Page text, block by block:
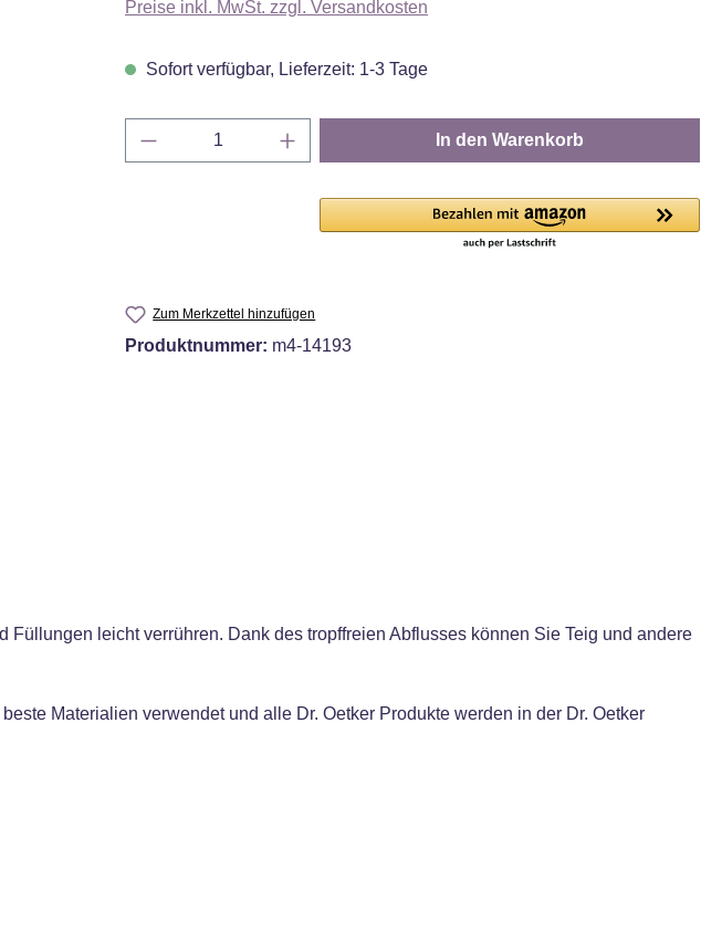
Preise inkl. MwSt. zzgl. Versandkosten
Sofort verfügbar, Lieferzeit: 1-3 Tage
Produkt Anzahl: Gib den gewünschten Wert ein
In den Warenkorb
Zum Merkzettel hinzufügen
Produktnummer: m4-14193
leicht verrühren. Dank des tropffreien Abflusses können Sie Teig und andere
Materialien verwendet und alle Dr. Oetker Produkte werden in der Dr. Oetker